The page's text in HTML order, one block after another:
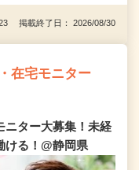
掲載終了日： 2026/08/30
在宅モニター
ニター大募集！未経
ける！@静岡県